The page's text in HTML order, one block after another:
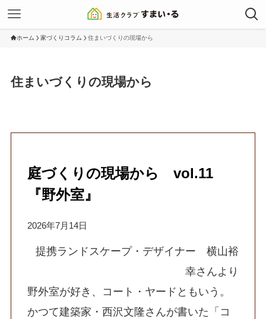
ホーム 家づくりコラム 住まいづくりの現場から
住まいづくりの現場から
庭づくりの現場から vol.11
『野外室』
2026年7月14日
提携ランドスケープ・デザイナー 横山裕
幸さんより
野外室が好き、コート・ヤードともいう。
かつて建築家・西沢文隆さんが書いた「コ